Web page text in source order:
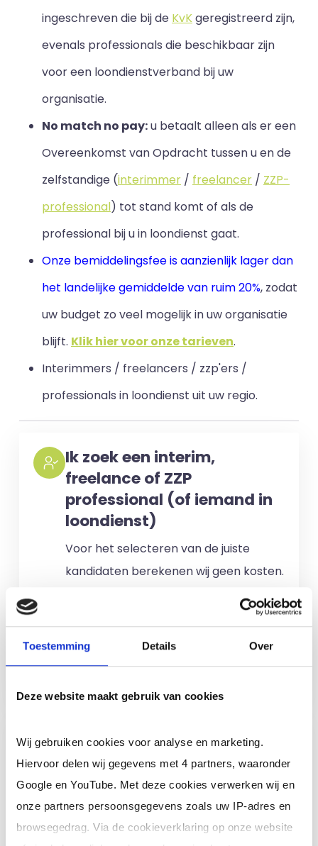
Toestemming Details Over
Deze website maakt gebruik van cookies
Wij gebruiken cookies voor analyse en marketing.
Hiervoor delen wij gegevens met 4 partners, waaronder
Google en YouTube. Met deze cookies verwerken wij en
onze partners persoonsgegevens zoals uw IP-adres en
browsegedrag. Via de cookieverklaring op onze website
ingeschreven die bij de KvKgeregistreerd zijn,
evenals professionals die beschikbaar zijn
voor een loondienstverband bij uw
organisatie.
No match no pay:u betaalt alleen als er een
Overeenkomst van Opdracht tussen u en de
zelfstandige (interimmer / freelancer / ZZP-
professional) tot stand komt of als de
professional bij u in loondienst gaat.
Onze bemiddelingsfee is aanzienlijk lager dan
het landelijke gemiddelde van ruim 20%, zodat
uw budget zo veel mogelijk in uw organisatie
blijft. Klik hier voor onze tarieven.
Interimmers / freelancers / zzp'ers /
professionals in loondienst uit uw regio.
Ik zoek een interim,
freelance of ZZP
professional (of iemand in
loondienst)
Voor het selecteren van de juiste
kandidaten berekenen wij geen kosten.
alleen gemaakt als een professional
voor u aan de slag gaat.
Ik ben een interim,
freelance of ZZP
professional (of ik wil in
loondienst)
Je schrijft je in door jouw cv te